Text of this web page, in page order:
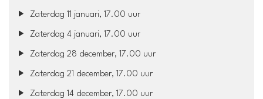
Zaterdag 11 januari, 17.00 uur
Zaterdag 4 januari, 17.00 uur
Zaterdag 28 december, 17.00 uur
Zaterdag 21 december, 17.00 uur
Zaterdag 14 december, 17.00 uur